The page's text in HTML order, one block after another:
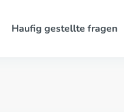
Haufig gestellte fragen